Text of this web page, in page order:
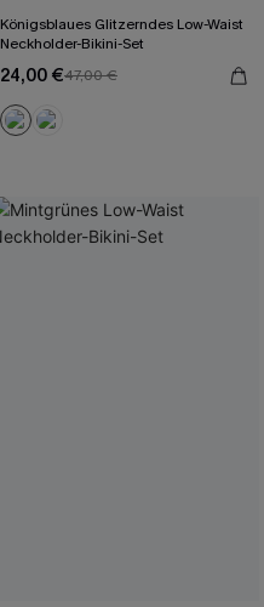
Königsblaues Glitzerndes Low-Waist
Neckholder-Bikini-Set
24,00 €47,00 €